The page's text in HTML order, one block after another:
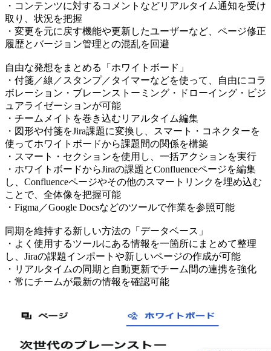
・コンテンツに対するコメントなどリアルタイム通知を受け
取り、状況を把握
・変更を元に戻す機能や更新したユーザーなど、ページ修正
履歴とバージョン管理との混乱を回避
自由な発想をまとめる「ホワイトボード」
・付箋／線／スタンプ／タイマーなどを使って、自由にコラ
ボレーション・ブレーンストーミング・ドローイング・ビジ
ュアライゼーションが可能
・チームメイトを巻き込むリアルタイム編集
・図形や付箋をJira課題に変換し、スマート・コネクターを
使ってホワイトボードから課題間の関係を構築
・スマート・セクションを使用し、一括アクションを実行
・ホワイトボードからJiraの課題とConfluenceページを編集
し、Confluenceページやその他のスマートリンクを埋め込む
ことで、全体像を把握可能
・Figma／Google Docsなどのツールで作業を参照可能
同期を維持する新しい方法の「データベース」
・よく使用するツールにある情報を一箇所にまとめて整理
し、Jiraの課題インポートや新しいページの作成が可能
・リアルタイムの同期と自動更新でチーム間の連携を強化
・常にチームが最新の情報を確認可能